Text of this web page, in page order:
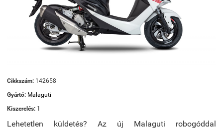
Cikkszám: 142658
Gyártó: Malaguti
Kiszerelés: 1
Lehetetlen küldetés? Az új Malaguti robogóddal